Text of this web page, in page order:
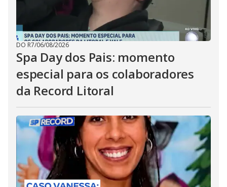
DO R7/06/08/2026
Spa Day dos Pais: momento
especial para os colaboradores
da Record Litoral